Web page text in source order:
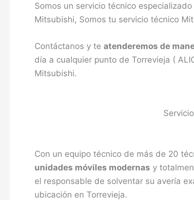
Somos un servicio técnico
Mitsubishi, Somos tu servicio técnico
Contáctanos y te atenderemos de
día a cualquier punto de Torrevieja (
Mitsubishi.
Con un equipo técnico de más de 20
unidades móviles modernas y
el responsable de solventar su avería
ubicación en Torrevieja.